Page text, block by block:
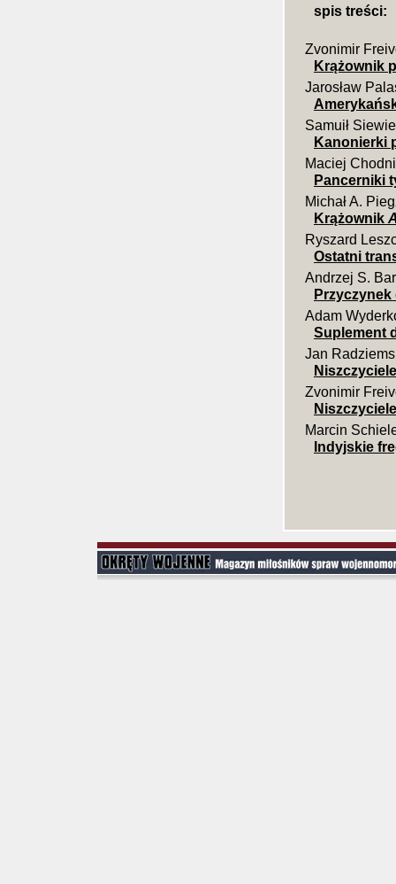
spis treści:
Zvonimir
Krążownik
Jarosław
Samuił
Kanonierki
Maciej
Pancerniki
Michał A.
Krążownik
Ryszard
Ostatni
Andrzej S.
Adam
Suplement
Jan
Zvonimir
Marcin
Indyjskie